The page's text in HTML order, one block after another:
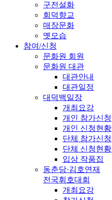
구전설화
회덕향교
매장문화
옛모습
참여/신청
문화원 회원
문화원 대관
대관안내
대관일정
대덕백일장
개최요강
개인 참가신청
개인 신청현황
단체 참가신청
단체 신청현황
입상 작품집
동춘당·김호연재
전국휘호대회
개최요강